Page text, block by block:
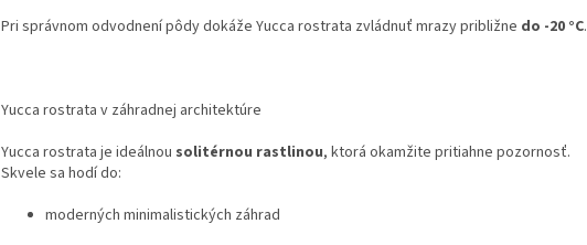
Pri správnom odvodnení pôdy dokáže Yucca rostrata zvládnuť mrazy približne do -20 °C.
Yucca rostrata v záhradnej architektúre
Yucca rostrata je ideálnou solitérnou rastlinou, ktorá okamžite pritiahne pozornosť.
Skvele sa hodí do:
moderných minimalistických záhrad